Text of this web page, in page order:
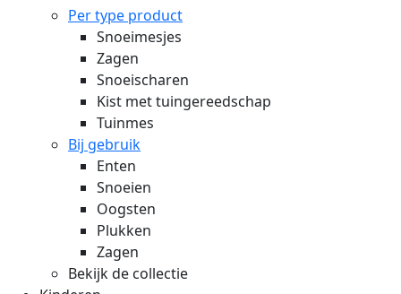
Per type product
Snoeimesjes
Zagen
Snoeischaren
Kist met tuingereedschap
Tuinmes
Bij gebruik
Enten
Snoeien
Oogsten
Plukken
Zagen
Bekijk de collectie